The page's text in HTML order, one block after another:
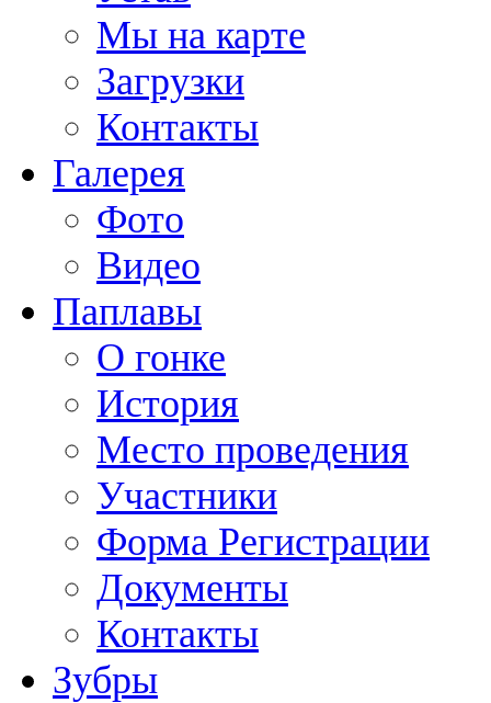
Мы на карте
Загрузки
Контакты
Галерея
Фото
Видео
Паплавы
О гонке
История
Место проведения
Участники
Форма Регистрации
Документы
Контакты
Зубры